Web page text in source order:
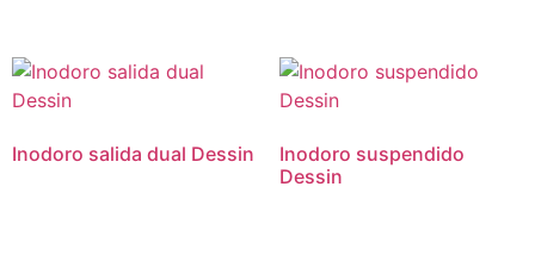
Inodoro salida dual Dessin
Inodoro suspendido
Dessin